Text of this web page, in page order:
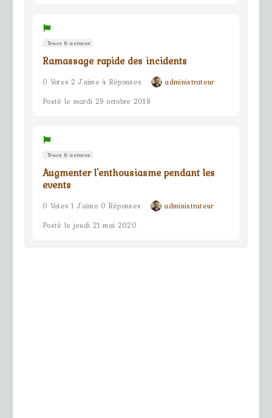
Trucs & astuces
Ramassage rapide des incidents
0 Votes 2 J'aime 4 Réponses
administrateur
Posté le mardi 29 octobre 2019
Trucs & astuces
Augmenter l'enthousiasme pendant les
events
0 Votes 1 J'aime 0 Réponses
administrateur
Posté le jeudi 21 mai 2020